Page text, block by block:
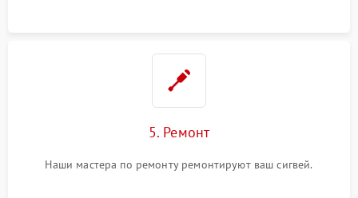
5. Ремонт
Наши мастера по ремонту ремонтируют ваш сигвей.